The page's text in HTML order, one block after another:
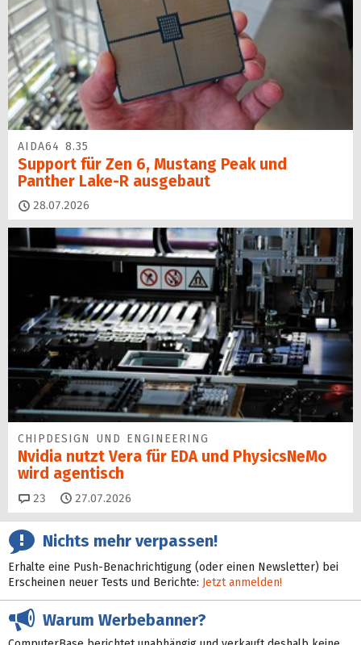
AIDA64 8.35
Support für Zen 6, Mustang Peak und
Panther Lake-R ausgebaut
28.07.2026
CHIPDESIGN UND ENGINEERING
Nvidia nutzt Vera für EDA und PhysicsNeMo
wird agentisch
23 Kommentare
27.07.2026
Nichts mehr verpassen!
Erhalte eine Push-Benachrichtigung (oder einen Newsletter) bei
Erscheinen neuer Tests und Berichte: Jetzt anmelden!
Warum Werbebanner?